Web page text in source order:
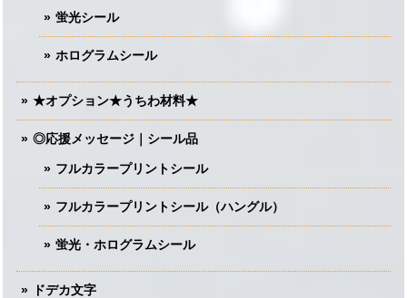
蛍光シール
ホログラムシール
★オプション★うちわ材料★
◎応援メッセージ｜シール品
フルカラープリントシール
フルカラープリントシール（ハングル）
蛍光・ホログラムシール
ドデカ文字